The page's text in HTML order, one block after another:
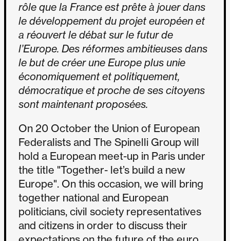
rôle que la France est prête à jouer dans
le développement du projet européen et
a réouvert le débat sur le futur de
l’Europe. Des réformes ambitieuses dans
le but de créer une Europe plus unie
économiquement et politiquement,
démocratique et proche de ses citoyens
sont maintenant proposées.
On 20 October the Union of European
Federalists and The Spinelli Group will
hold a European meet-up in Paris under
the title "Together- let’s build a new
Europe". On this occasion, we will bring
together national and European
politicians, civil society representatives
and citizens in order to discuss their